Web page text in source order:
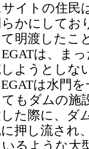
イトの住民
かにしてお
明渡したこ
は、ま
ようとしな
は水門
もダムの施
た際に、ダ
押し流され
いるような大